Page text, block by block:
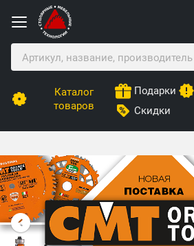
Каталог
товаров
Подарки
Скидки
Столярные Мебельные